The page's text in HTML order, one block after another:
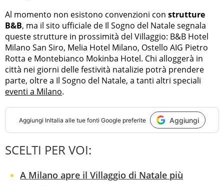
Al momento non esistono convenzioni con strutture
B&B, ma il sito ufficiale de Il Sogno del Natale segnala
queste strutture in prossimità del Villaggio: B&B Hotel
Milano San Siro, Melia Hotel Milano, Ostello AIG Pietro
Rotta e Montebianco Mokinba Hotel. Chi alloggerà in
città nei giorni delle festività natalizie potrà prendere
parte, oltre a Il Sogno del Natale, a tanti altri speciali
eventi a Milano.
Aggiungi InItalia alle tue fonti Google preferite Aggiungi
SCELTI PER VOI:
A Milano apre il Villaggio di Natale più